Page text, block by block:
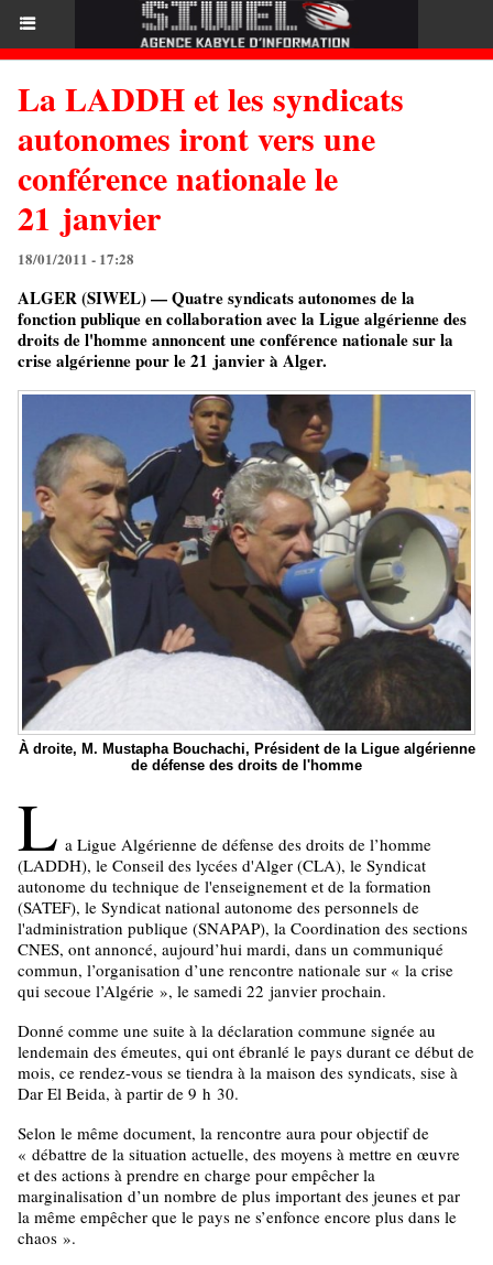
La LADDH et les syndicats
autonomes iront vers une
conférence nationale le
21 janvier
18/01/2011 - 17:28
ALGER (SIWEL) — Quatre syndicats autonomes de la
fonction publique en collaboration avec la Ligue algérienne des
droits de l'homme annoncent une conférence nationale sur la
crise algérienne pour le 21 janvier à Alger.
À droite, M. Mustapha Bouchachi, Président de la Ligue algérienne
de défense des droits de l'homme
L a Ligue Algérienne de défense des droits de l’homme
(LADDH), le Conseil des lycées d'Alger (CLA), le Syndicat
autonome du technique de l'enseignement et de la formation
(SATEF), le Syndicat national autonome des personnels de
l'administration publique (SNAPAP), la Coordination des sections
CNES, ont annoncé, aujourd’hui mardi, dans un communiqué
commun, l’organisation d’une rencontre nationale sur « la crise
qui secoue l’Algérie », le samedi 22 janvier prochain.
Donné comme une suite à la déclaration commune signée au
lendemain des émeutes, qui ont ébranlé le pays durant ce début de
mois, ce rendez-vous se tiendra à la maison des syndicats, sise à
Dar El Beida, à partir de 9 h 30.
Selon le même document, la rencontre aura pour objectif de
« débattre de la situation actuelle, des moyens à mettre en œuvre
et des actions à prendre en charge pour empêcher la
marginalisation d’un nombre de plus important des jeunes et par
la même empêcher que le pays ne s’enfonce encore plus dans le
chaos ».